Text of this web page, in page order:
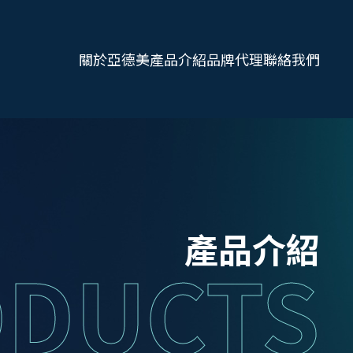
關於亞德美產品介紹品牌代理聯絡我們
產品介紹